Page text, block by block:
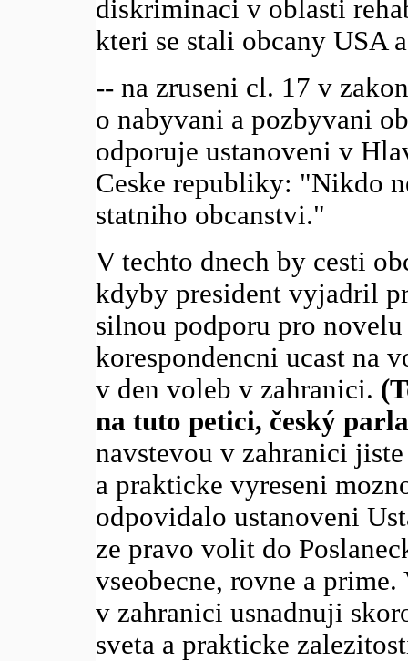
diskriminaci v oblasti
kteri se stali obcany USA a
-- na zruseni cl. 17 v
o nabyvani a pozbyvani
odporuje ustanoveni v
Ceske republiky: "Nikdo
statniho obcanstvi."
V techto dnech by cesti
kdyby president vyjadril
silnou podporu pro
korespondencni ucast na
v den voleb v zahranici.
na tuto petici, český
navstevou v zahranici
a prakticke vyreseni
odpovidalo ustanoveni
ze pravo volit do
vseobecne, rovne a
v zahranici usnadnuji
sveta a prakticke